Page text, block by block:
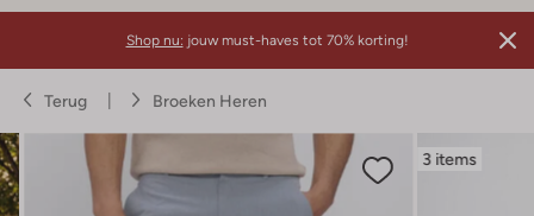
Shop nu: jouw must-haves tot 70% korting!
Terug Broeken Heren
3 items